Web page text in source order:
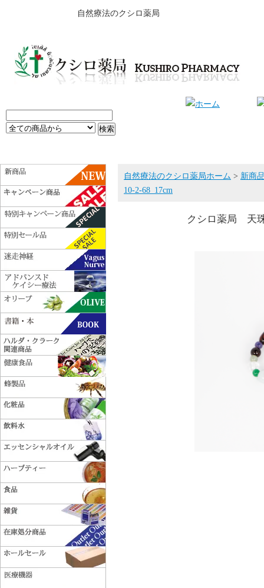
自然療法のクシロ薬局
自然療法のクシロ薬局ホーム > 新商
10-2-68_17cm
クシロ薬局 天